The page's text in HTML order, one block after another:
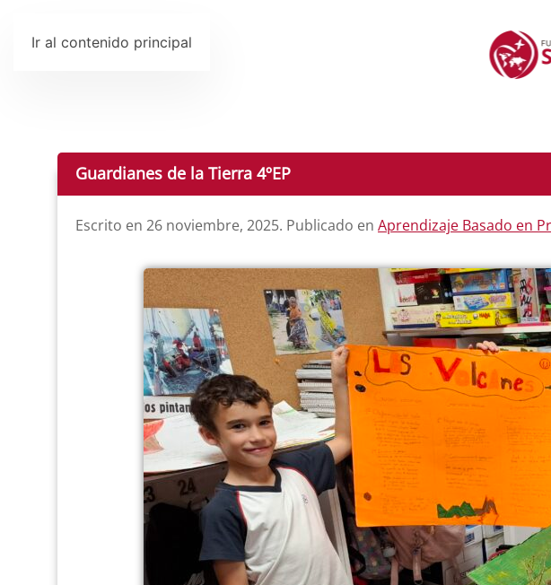
Ir al contenido principal
Guardianes de la Tierra 4ºEP
Escrito en 26 noviembre, 2025. Publicado en Aprendizaje Basado en